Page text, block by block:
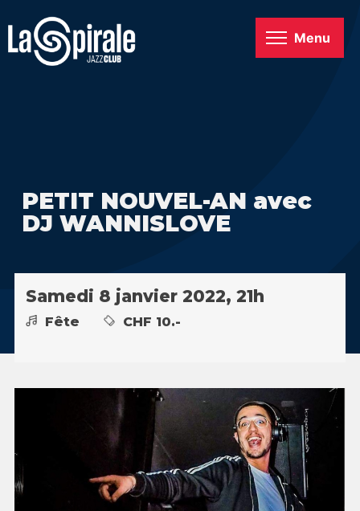
Menu
PETIT NOUVEL-AN avec
DJ WANNISLOVE
Samedi 8 janvier 2022, 21h
Fête CHF 10.-